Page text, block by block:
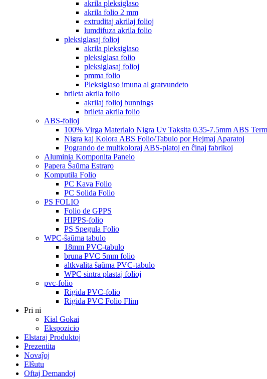
akrila pleksiglaso
akrila folio 2 mm
extruditaj akrilaj folioj
lumdifuza akrila folio
pleksiglasaj folioj
akrila pleksiglaso
pleksiglasa folio
pleksiglasaj folioj
pmma folio
Pleksiglaso imuna al gratvundeto
brileta akrila folio
akrilaj folioj bunnings
brileta akrila folio
ABS-folioj
100% Virga Materialo Nigra Uv Taksita 0.35-7.5mm ABS
Nigra kaj Kolora ABS Folio/Tabulo por Hejmaj Aparatoj
Pogrando de multkoloraj ABS-platoj en ĉinaj fabrikoj
Aluminia Komponita Panelo
Papera Ŝaŭma Estraro
Komputila Folio
PC Kava Folio
PC Solida Folio
PS FOLIO
Folio de GPPS
HIPPS-folio
PS Spegula Folio
WPC-ŝaŭma tabulo
18mm PVC-tabulo
bruna PVC 5mm folio
altkvalita ŝaŭma PVC-tabulo
WPC sintra plastaj folioj
pvc-folio
Rigida PVC-folio
Rigida PVC Folio Flim
Pri ni
Kial Gokai
Ekspozicio
Elstaraj Produktoj
Prezentita
Novaĵoj
Elŝutu
Oftaj Demandoj